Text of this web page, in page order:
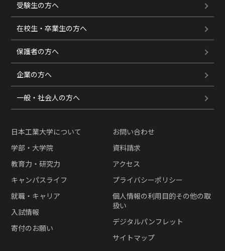
受験生の方へ
在校生・卒業生の方へ
保護者の方へ
企業の方へ
一般・社会人の方へ
日本工業大学について
学部・大学院
教育力・研究力
キャンパスライフ
就職・キャリア
入試情報
寄付のお願い
お問い合わせ
資料請求
アクセス
プライバシーポリシー
個人情報の利用目的その他の取
扱い
デジタルパンフレット
サイトマップ